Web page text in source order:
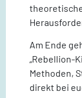
Am Ende
„Rebellion-
Methoden,
direkt bei